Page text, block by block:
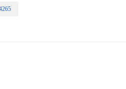
铁矿、石榴石、多孔陶瓷、